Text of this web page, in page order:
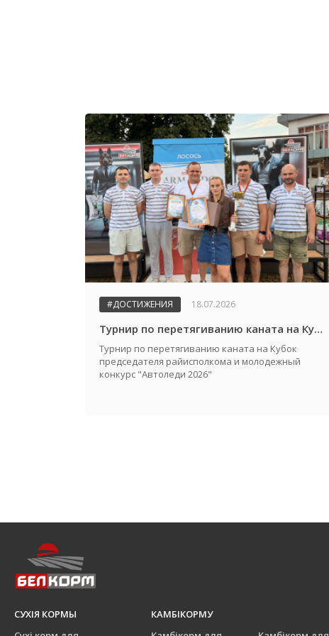
#ДОСТИЖЕНИЯ 18.07.2026
Турнир по перетягиванию каната на Кубок председателя райисполкома и молодежный конкурс "Автоледи 2026"
Турнир по перетягиванию каната на Кубок
председателя райисполкома и молодежный
конкурс "Автоледи 2026"
СУХІЯ КОРМЫ
КАМБІКОРМУ